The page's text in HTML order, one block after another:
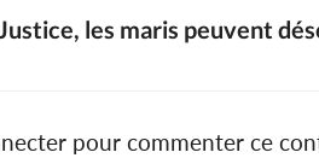
les maris peuvent
pour commenter ce